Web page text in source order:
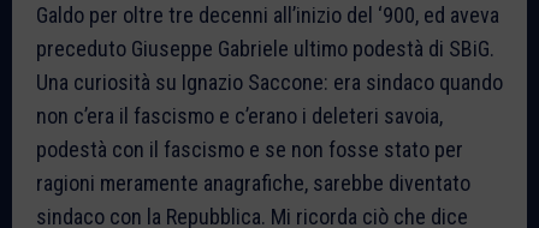
Galdo per oltre tre decenni all’inizio del ‘900, ed aveva
preceduto Giuseppe Gabriele ultimo podestà di SBiG.
Una curiosità su Ignazio Saccone: era sindaco quando
non c’era il fascismo e c’erano i deleteri savoia,
podestà con il fascismo e se non fosse stato per
ragioni meramente anagrafiche, sarebbe diventato
sindaco con la Repubblica. Mi ricorda ciò che dice